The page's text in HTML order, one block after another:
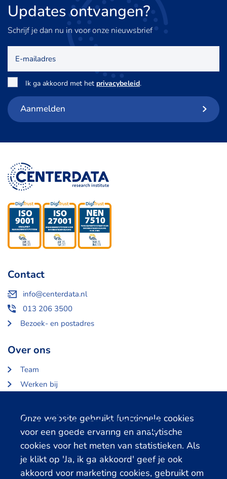
Cookie melding
Onze website gebruikt functionele cookies
voor een goede ervaring en analytische
cookies voor het meten van statistieken. Als
je klikt op 'Ja, ik ga akkoord' geef je ook
akkoord voor marketing cookies, gebruikt om
Updates ontvangen?
Schrijf je dan nu in voor onze nieuwsbrief
mailadres
Toestemming
Ik ga akkoord met het privacybeleid.
Aanmelden
Contact
info@centerdata.nl
013 206 3500
Bezoek- en postadres
Over ons
Team
Werken bij
Partners en opdrachtgevers
Gerelateerde databanken
LISS Data Archive
SHARE Data Access